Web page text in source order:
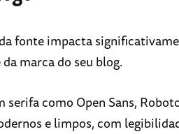
fonte impacta
marca do seu blog.
serifa como Open Sans,
e limpos, com